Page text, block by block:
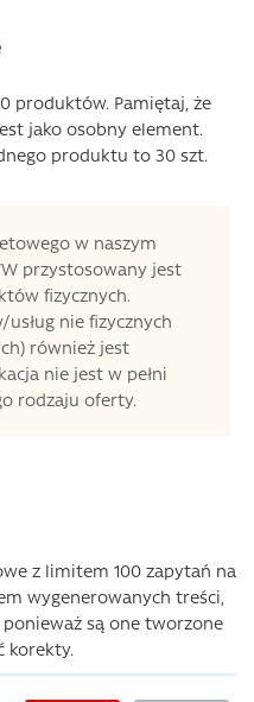
produktów. Pamiętaj, że
jako osobny element.
produktu to 30 szt.
w naszym
przystosowany jest
fizycznych.
nie fizycznych
również jest
nie jest w pełni
rodzaju oferty.
z limitem 100 zapytań na
wygenerowanych treści,
są one tworzone
korekty.